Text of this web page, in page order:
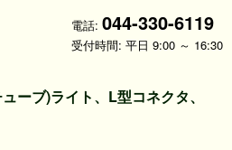
電話: 044-330-6119
受付時間: 平日 9:00 ～ 16:30
ーブ)ライト、L型コネクタ、